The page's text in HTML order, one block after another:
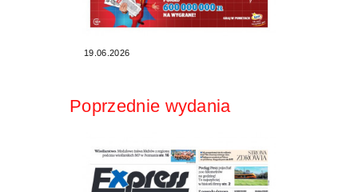
19.06.2026
Poprzednie wydania